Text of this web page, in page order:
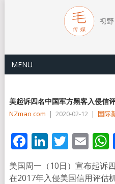
MENU
美起诉四名中国军方黑客入侵信
NZmao com | 2020-02-12 | 国际
Facebook
LinkedIn
美国周一（10日）宣布起诉
在2017年入侵美国信用评估